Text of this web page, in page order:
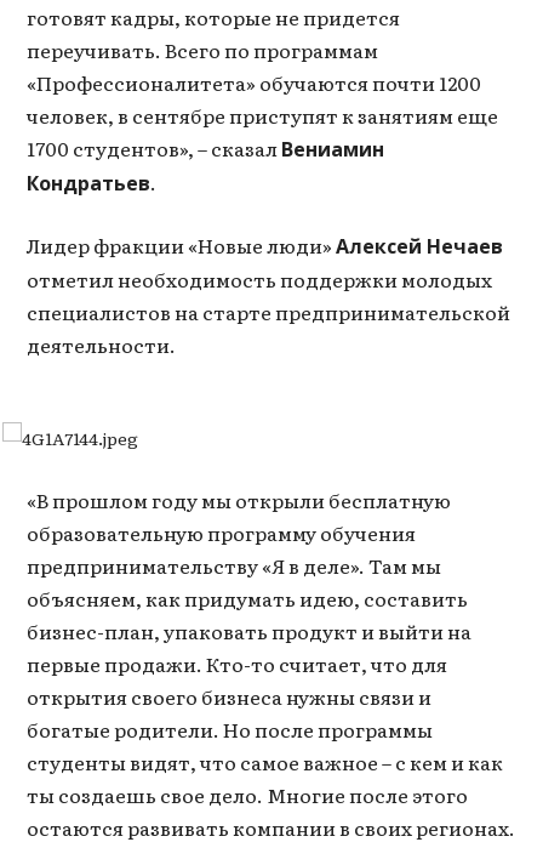
готовят кадры, которые не придется
переучивать. Всего по программам
«Профессионалитета» обучаются почти 1200
человек, в сентябре приступят к занятиям еще
1700 студентов», – сказалВениамин
Кондратьев.
Лидер фракции «Новые люди»Алексей Нечаев
отметил необходимость поддержки молодых
специалистов на старте предпринимательской
деятельности.
«В прошлом году мы открыли бесплатную
образовательную программу обучения
предпринимательству «Я в деле». Там мы
объясняем, как придумать идею, составить
бизнес-план, упаковать продукт и выйти на
первые продажи. Кто-то считает, что для
открытия своего бизнеса нужны связи и
богатые родители. Но после программы
студенты видят, что самое важное – с кем и как
ты создаешь свое дело. Многие после этого
остаются развивать компании в своих регионах.